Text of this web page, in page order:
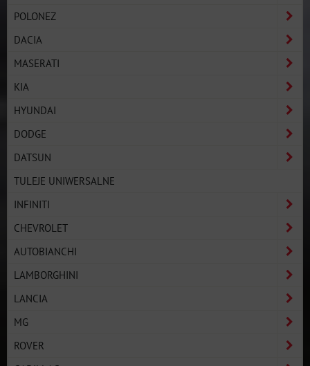
POLONEZ
DACIA
MASERATI
KIA
HYUNDAI
DODGE
DATSUN
TULEJE UNIWERSALNE
INFINITI
CHEVROLET
AUTOBIANCHI
LAMBORGHINI
LANCIA
MG
ROVER